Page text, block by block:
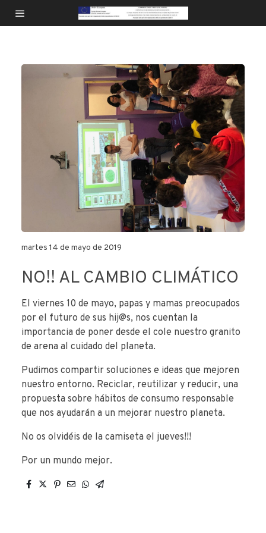
martes 14 de mayo de 2019
NO!! AL CAMBIO CLIMÁTICO
El viernes 10 de mayo, papas y mamas preocupados
por el futuro de sus hij@s, nos cuentan la
importancia de poner desde el cole nuestro granito
de arena al cuidado del planeta.
Pudimos compartir soluciones e ideas que mejoren
nuestro entorno. Reciclar, reutilizar y reducir, una
propuesta sobre hábitos de consumo responsable
que nos ayudarán a un mejorar nuestro planeta.
No os olvidéis de la camiseta el jueves!!!
Por un mundo mejor.